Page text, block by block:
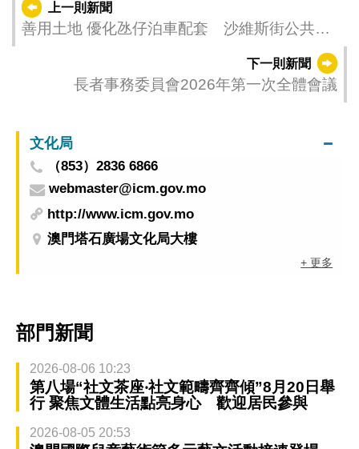
上一則新聞
善用土地 優化氹仔泊車配套 沙維斯街公共停
下一則新聞
長者事務委員會2026年第一次全體會議
文化局
（853）2836 6866
webmaster@icm.gov.mo
http://www.icm.gov.mo
澳門塔石廣場文化局大樓
+ 更多
部門新聞
2026-08-06 10:23
第八場“社文茶座‧社文範疇齊齊傾”8月20日舉
行 聚焦文體生活點亮身心 歡迎居民參與
2026-08-05 20:53